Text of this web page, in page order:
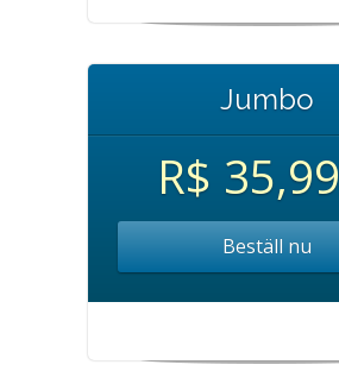
Jumbo
R$ 35,99
Beställ nu